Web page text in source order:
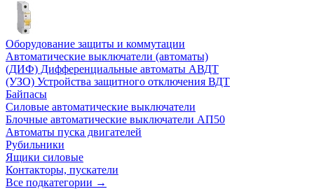
Оборудование защиты и коммутации
Автоматические выключатели (автоматы)
(ДИФ) Дифференциальные автоматы АВДТ
(УЗО) Устройства защитного отключения ВДТ
Байпасы
Силовые автоматические выключатели
Блочные автоматические выключатели АП50
Автоматы пуска двигателей
Рубильники
Ящики силовые
Контакторы, пускатели
Все подкатегории →